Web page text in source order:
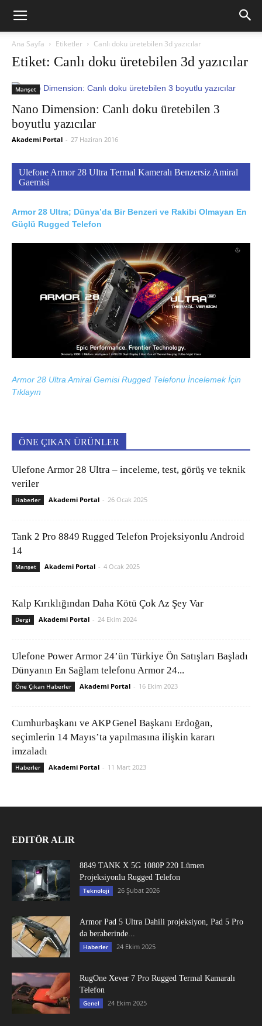
Ana Sayfa Etiketler Canlı doku üretebilen 3d yazıcılar
Etiket: Canlı doku üretebilen 3d yazıcılar
Manşet
Nano Dimension: Canlı doku üretebilen 3
boyutlu yazıcılar
Akademi Portal - 27 Haziran 2016
Ulefone Armor 28 Ultra Termal Kameralı Benzersiz Amiral
Gaemisi
Armor 28 Ultra; Dünya’da Bir Benzeri ve Rakibi Olmayan En
Güçlü Rugged Telefon
Armor 28 Ultra Amiral Gemisi Rugged Telefonu İncelemek İçin
Tıklayın
ÖNE ÇIKAN ÜRÜNLER
Ulefone Armor 28 Ultra – inceleme, test, görüş ve teknik
veriler
Haberler Akademi Portal - 26 Ocak 2025
Tank 2 Pro 8849 Rugged Telefon Projeksiyonlu Android
14
Manşet Akademi Portal - 4 Ocak 2025
Kalp Kırıklığından Daha Kötü Çok Az Şey Var
Dergi Akademi Portal - 24 Ekim 2024
Ulefone Power Armor 24’ün Türkiye Ön Satışları Başladı
Dünyanın En Sağlam telefonu Armor 24...
Öne Çıkan Haberler Akademi Portal - 16 Ekim 2023
Cumhurbaşkanı ve AKP Genel Başkanı Erdoğan,
seçimlerin 14 Mayıs’ta yapılmasına ilişkin kararı
imzaladı
Haberler Akademi Portal - 11 Mart 2023
EDITÖR ALIR
8849 TANK X 5G 1080P 220 Lümen
Projeksiyonlu Rugged Telefon
Teknoloji 26 Şubat 2026
Armor Pad 5 Ultra Dahili projeksiyon, Pad 5 Pro
da beraberinde...
Haberler 24 Ekim 2025
RugOne Xever 7 Pro Rugged Termal Kamaralı
Telefon
Genel 24 Ekim 2025